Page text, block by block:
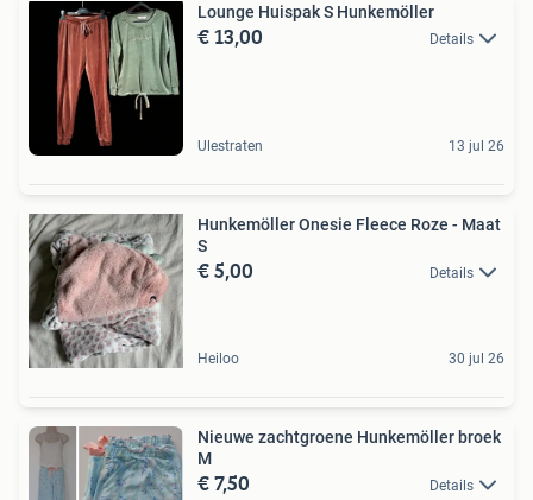
Lounge Huispak S Hunkemöller
€ 13,00 Details
Ulestraten 13 jul 26
Hunkemöller Onesie Fleece Roze - Maat
S
€ 5,00 Details
Heiloo 30 jul 26
Nieuwe zachtgroene Hunkemöller broek
M
€ 7,50 Details